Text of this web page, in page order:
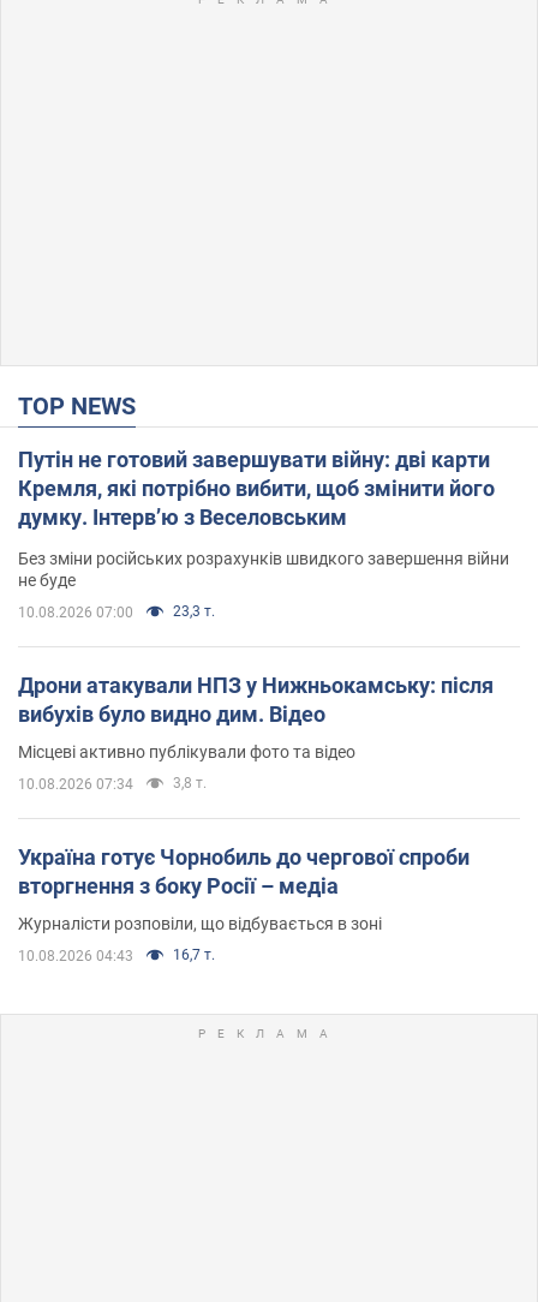
TOP NEWS
Путін не готовий завершувати війну: дві карти
Кремля, які потрібно вибити, щоб змінити його
думку. Інтерв’ю з Веселовським
Без зміни російських розрахунків швидкого завершення війни
не буде
10.08.2026 07:00 23,3 т.
Дрони атакували НПЗ у Нижньокамську: після
вибухів було видно дим. Відео
Місцеві активно публікували фото та відео
10.08.2026 07:34 3,8 т.
Україна готує Чорнобиль до чергової спроби
вторгнення з боку Росії – медіа
Журналісти розповіли, що відбувається в зоні
10.08.2026 04:43 16,7 т.